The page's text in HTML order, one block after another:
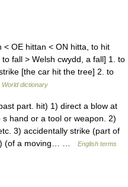
OE hittan < ON hitta, to hit
fall > Welsh cwydd, a fall] 1. to
[the car hit the tree] 2. to
World dictionary
part. hit) 1) direct a blow at
hand or a tool or weapon. 2)
3) accidentally strike (part of
(of a moving… …
English terms